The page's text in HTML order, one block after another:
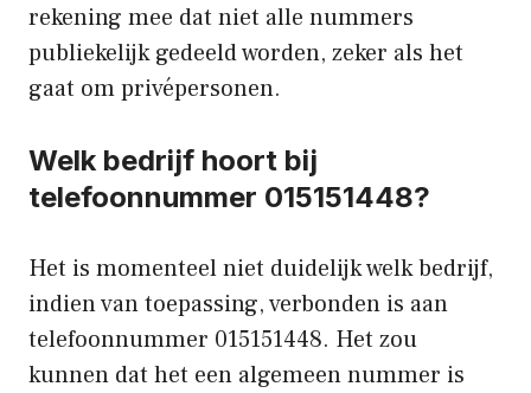
rekening mee dat niet alle nummers
publiekelijk gedeeld worden, zeker als het
gaat om privépersonen.
Welk bedrijf hoort bij
telefoonnummer 015151448?
Het is momenteel niet duidelijk welk bedrijf,
indien van toepassing, verbonden is aan
telefoonnummer 015151448. Het zou
kunnen dat het een algemeen nummer is